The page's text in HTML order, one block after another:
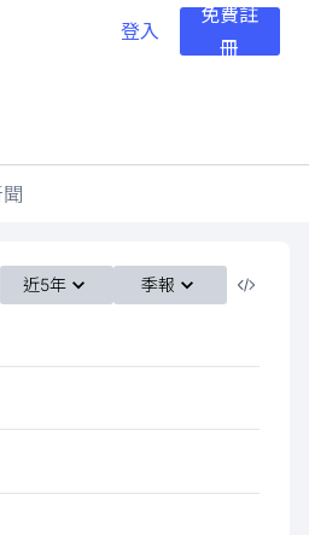
登入
免費註
冊
近5年 季報